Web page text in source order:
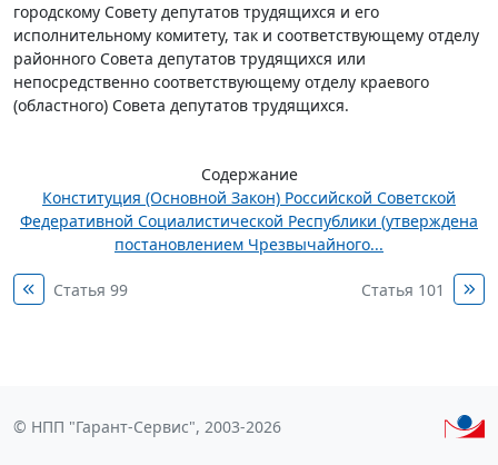
городскому Совету депутатов трудящихся и его
исполнительному комитету, так и соответствующему отделу
районного Совета депутатов трудящихся или
непосредственно соответствующему отделу краевого
(областного) Совета депутатов трудящихся.
Содержание
Конституция (Основной Закон) Российской Советской
Федеративной Социалистической Республики (утверждена
постановлением Чрезвычайного...
Статья 99 Статья 101
© НПП "Гарант-Сервис", 2003-2026